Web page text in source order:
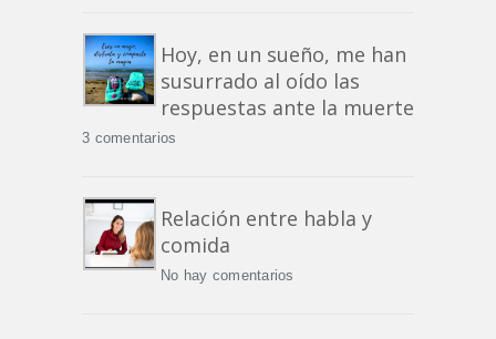
Hoy, en un sueño, me han
susurrado al oído las
respuestas ante la muerte
3 comentarios
Relación entre habla y
comida
No hay comentarios